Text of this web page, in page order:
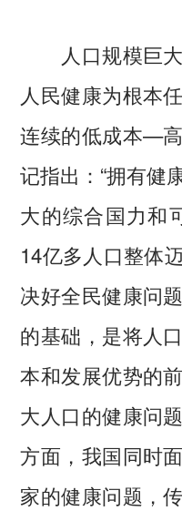
人口规模巨大
人民健康为根本
连续的低成本—
记指出：“拥有健
大的综合国力和
14亿多人口整体
决好全民健康问
的基础，是将人
本和发展优势的
大人口的健康问
方面，我国同时
家的健康问题，